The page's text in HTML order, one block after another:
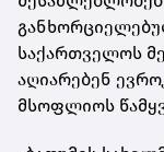
საქართველოს
აღიარებენ
მსოფლიოს